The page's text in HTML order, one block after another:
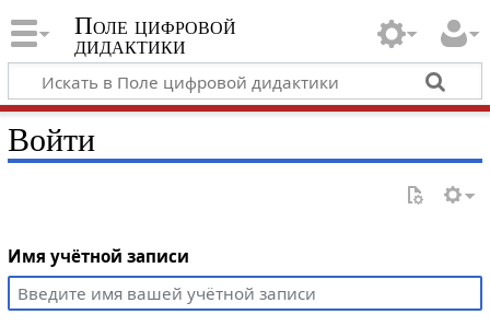
Поле цифровой
дидактики
Войти
Имя учётной записи